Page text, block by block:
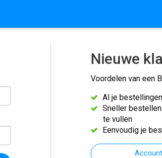
Nieuwe
Voordelen van een
Al je
Sneller
te vullen
Eenvoudig je